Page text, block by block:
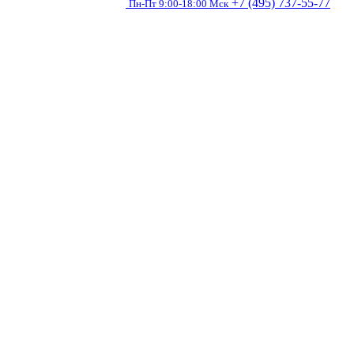
Пн-Пт 9:00-18:00 Мск +7 (495) 737-55-77